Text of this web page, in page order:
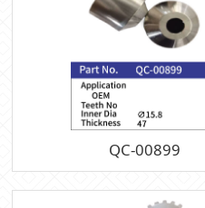
QC-00899